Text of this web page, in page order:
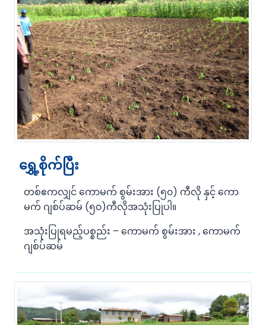
ရွှေ့စိုက်ပြီး
တစ်ဧကလျှင် ကောမက် စွမ်းအား (၅၀) ကီလို နှင့် ကော
မက် ဂျစ်ပ်ဆမ် (၅၀)ကီလိုအသုံးပြုပါ။
အသုံးပြုရမည့်ပစ္စည်း – ကောမက် စွမ်းအား , ကောမက်
ဂျစ်ပ်ဆမ်